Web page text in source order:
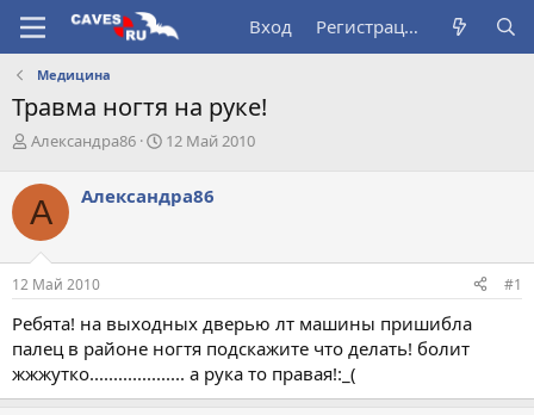
Вход Регистрация
Медицина
Травма ногтя на руке!
А
т
о
р
т
е
м
ы
Александра86
Д
а
ч
а
12 Май 2010
А Александра86
12 Май 2010 #1
Ребята! на выходных дверью лт машины пришибла
палец в районе ногтя подскажите что делать! болит
жжжутко.................... а рука то правая!:_(